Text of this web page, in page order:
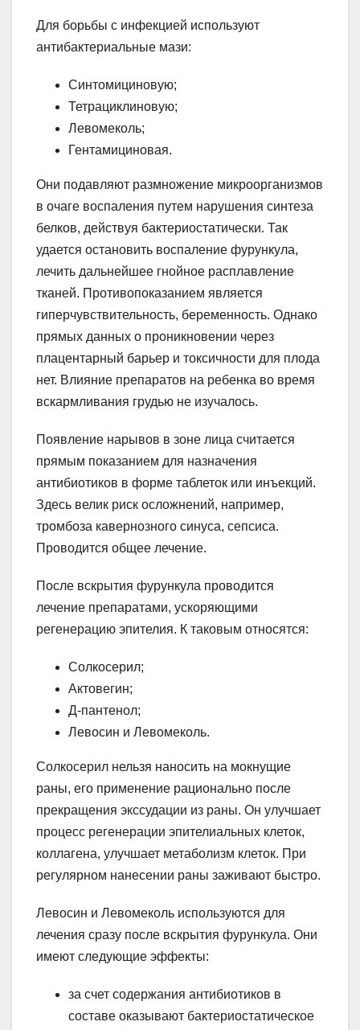
Для борьбы с инфекцией используют
антибактериальные мази:
Синтомициновую;
Тетрациклиновую;
Левомеколь;
Гентамициновая.
Они подавляют размножение микроорганизмов
в очаге воспаления путем нарушения синтеза
белков, действуя бактериостатически. Так
удается остановить воспаление фурункула,
лечить дальнейшее гнойное расплавление
тканей. Противопоказанием является
гиперчувствительность, беременность. Однако
прямых данных о проникновении через
плацентарный барьер и токсичности для плода
нет. Влияние препаратов на ребенка во время
вскармливания грудью не изучалось.
Появление нарывов в зоне лица считается
прямым показанием для назначения
антибиотиков в форме таблеток или инъекций.
Здесь велик риск осложнений, например,
тромбоза кавернозного синуса, сепсиса.
Проводится общее лечение.
После вскрытия фурункула проводится
лечение препаратами, ускоряющими
регенерацию эпителия. К таковым относятся:
Солкосерил;
Актовегин;
Д-пантенол;
Левосин и Левомеколь.
Солкосерил нельзя наносить на мокнущие
раны, его применение рационально после
прекращения экссудации из раны. Он улучшает
процесс регенерации эпителиальных клеток,
коллагена, улучшает метаболизм клеток. При
регулярном нанесении раны заживают быстро.
Левосин и Левомеколь используются для
лечения сразу после вскрытия фурункула. Они
имеют следующие эффекты:
за счет содержания антибиотиков в
составе оказывают бактериостатическое